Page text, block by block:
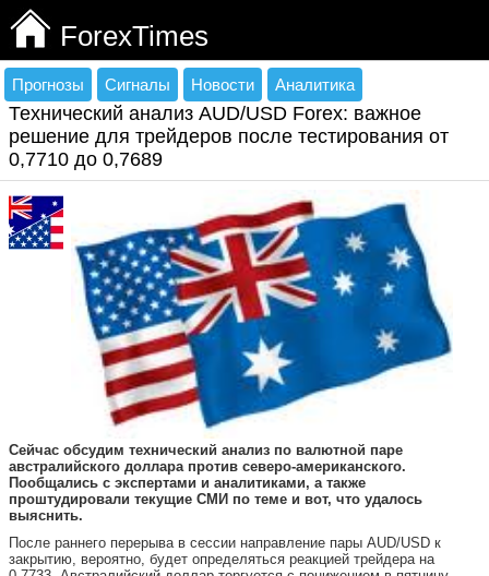
ForexTimes
Прогнозы Сигналы Новости Аналитика
Технический анализ AUD/USD Forex: важное
решение для трейдеров после тестирования от
0,7710 до 0,7689
Сейчас обсудим технический анализ по валютной паре
австралийского доллара против северо-американского.
Пообщались с экспертами и аналитиками, а также
проштудировали текущие СМИ по теме и вот, что удалось
выяснить.
После раннего перерыва в сессии направление пары AUD/USD к
закрытию, вероятно, будет определяться реакцией трейдера на